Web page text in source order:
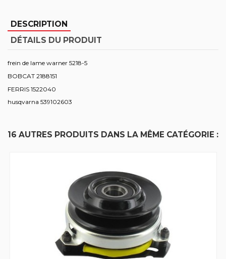
DESCRIPTION
DÉTAILS DU PRODUIT
frein de lame warner 5218-5
BOBCAT 2188151
FERRIS 1522040
husqvarna 539102603
16 AUTRES PRODUITS DANS LA MÊME CATÉGORIE :